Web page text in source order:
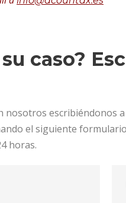
caso?
nosotros escribiéndonos a
el siguiente
horas.